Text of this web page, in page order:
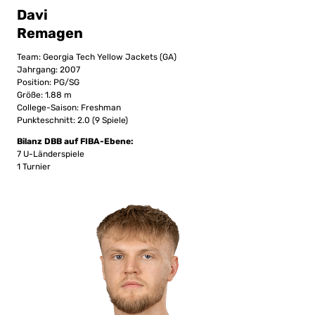
Davi
Remagen
Team: Georgia Tech Yellow Jackets (GA)
Jahrgang: 2007
Position: PG/SG
Größe: 1.88 m
College-Saison: Freshman
Punkteschnitt: 2.0 (9 Spiele)
Bilanz DBB auf FIBA-Ebene:
7 U-Länderspiele
1 Turnier